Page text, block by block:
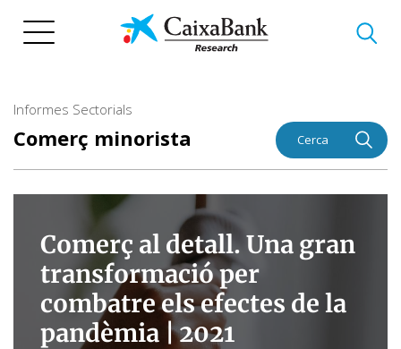
Informes Sectorials
Comerç minorista Cerca
Comerç al detall. Una gran
transformació per
combatre els efectes de la
pandèmia |2021